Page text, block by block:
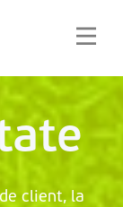
client, la